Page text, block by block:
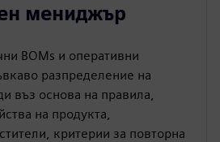
мениджър
BOMs и оперативни
разпределение на
въз основа на правила,
на продукта,
критерии за повторна